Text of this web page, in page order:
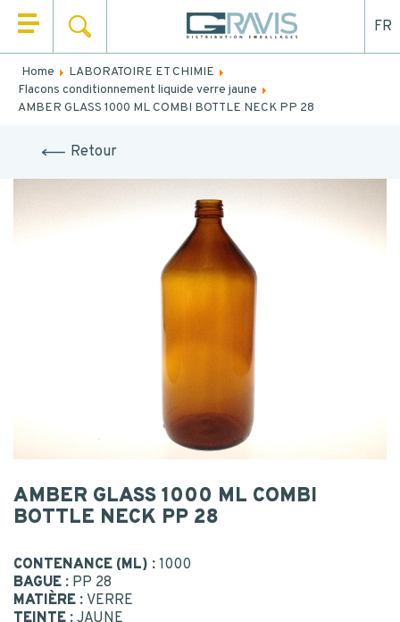
HOME
WHO ARE WE
OUR MARKETS
OUR SERVICES
NEWS
CONTACT
FR
Home
LABORATOIRE ET CHIMIE
Flacons conditionnement liquide verre jaune
AMBER GLASS 1000 ML COMBI BOTTLE NECK PP 28
Retour
AMBER GLASS 1000 ML COMBI
BOTTLE NECK PP 28
CONTENANCE (ML) : 1000
BAGUE : PP 28
MATIÈRE : VERRE
TEINTE : JAUNE
Fill out the form below to be recalled or contacted by
mail.
I consent to the collection, processing, use of my
personal data. *